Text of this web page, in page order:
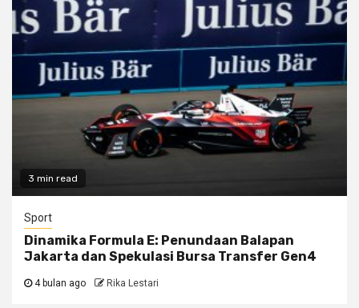
3 min read
Sport
Dinamika Formula E: Penundaan Balapan
Jakarta dan Spekulasi Bursa Transfer Gen4
4 bulan ago Rika Lestari